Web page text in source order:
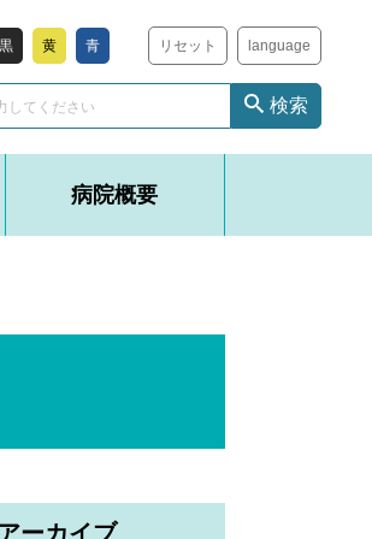
黒 黄 青 リセット language
検索
病院概要
ーカイブ